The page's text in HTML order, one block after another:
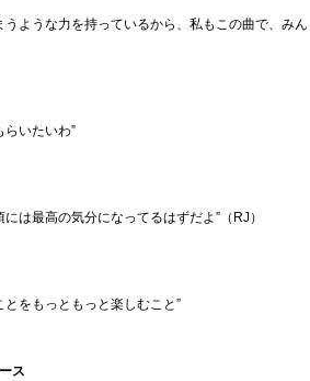
ような力を持っているから、私もこの曲で、みん
いたいわ”
は最高の気分になってるはずだよ”（RJ）
をもっともっと楽しむこと”
ス